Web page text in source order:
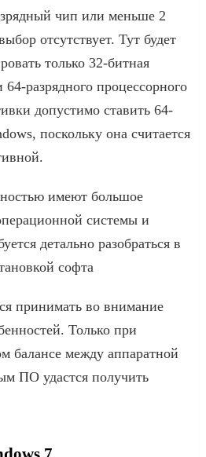
чип или меньше 2
отсутствует. Тут будет
только 32-битная
разрядного процессорного
допустимо ставить 64-
поскольку она считается
имеют большое
системы и
детально разобраться в
софта
принимать во внимание
Только при
балансе между аппаратной
ПО удастся получить